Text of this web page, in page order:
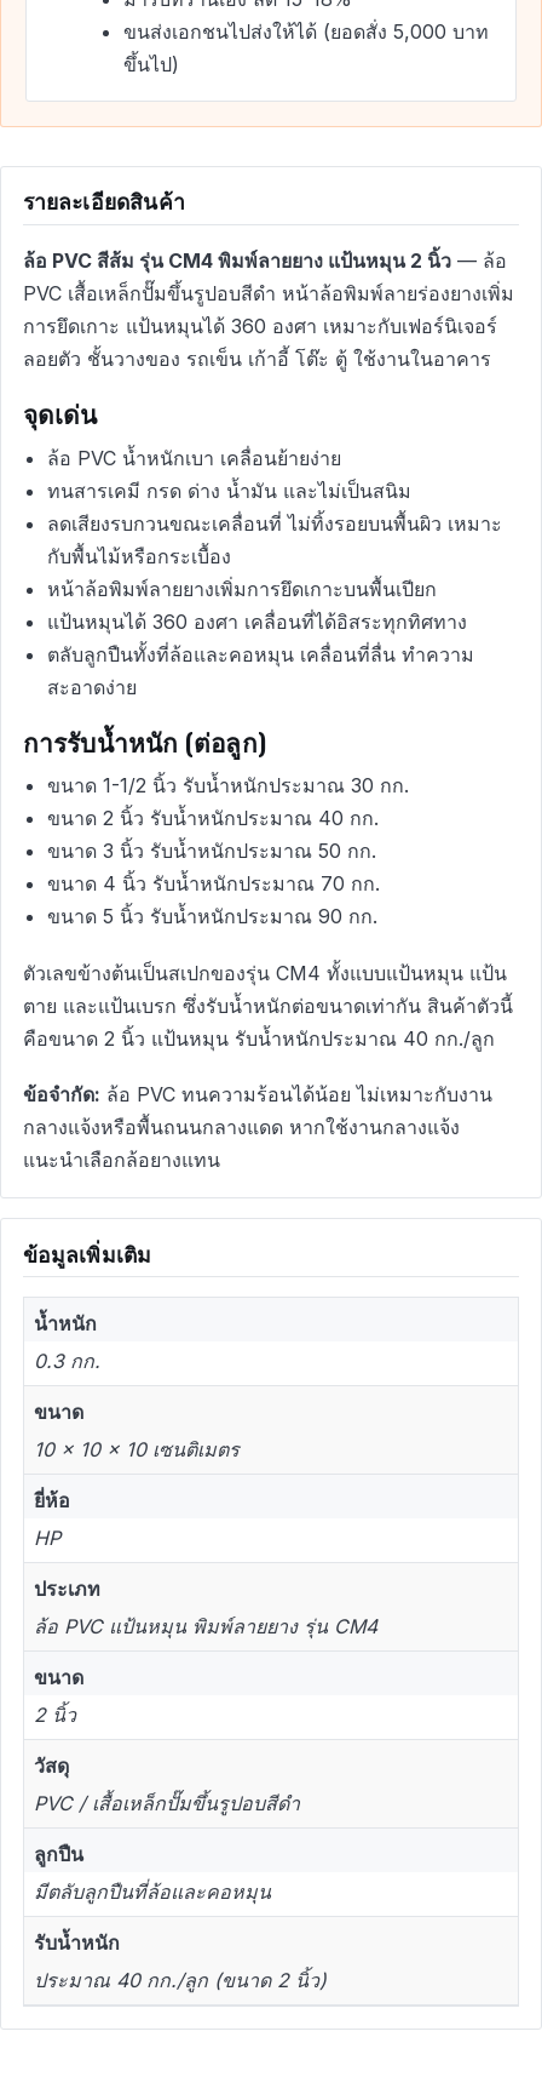
ขนส่งเอกชนไปส่งให้ได้ (ยอดสั่ง 5,000 บาท
ขึ้นไป)
รายละเอียดสินค้า
ล้อ PVC สีส้ม รุ่น CM4 พิมพ์ลายยาง แป้นหมุน 2 นิ้ว— ล้อ
PVC เสื้อเหล็กปั๊มขึ้นรูปอบสีดำ หน้าล้อพิมพ์ลายร่องยางเพิ่ม
การยึดเกาะ แป้นหมุนได้ 360 องศา เหมาะกับเฟอร์นิเจอร์
ลอยตัว ชั้นวางของ รถเข็น เก้าอี้ โต๊ะ ตู้ ใช้งานในอาคาร
จุดเด่น
ล้อ PVC น้ำหนักเบา เคลื่อนย้ายง่าย
ทนสารเคมี กรด ด่าง น้ำมัน และไม่เป็นสนิม
ลดเสียงรบกวนขณะเคลื่อนที่ ไม่ทิ้งรอยบนพื้นผิว เหมาะ
กับพื้นไม้หรือกระเบื้อง
หน้าล้อพิมพ์ลายยางเพิ่มการยึดเกาะบนพื้นเปียก
แป้นหมุนได้ 360 องศา เคลื่อนที่ได้อิสระทุกทิศทาง
ตลับลูกปืนทั้งที่ล้อและคอหมุน เคลื่อนที่ลื่น ทำความ
สะอาดง่าย
การรับน้ำหนัก (ต่อลูก)
ขนาด 1-1/2 นิ้ว รับน้ำหนักประมาณ 30 กก.
ขนาด 2 นิ้ว รับน้ำหนักประมาณ 40 กก.
ขนาด 3 นิ้ว รับน้ำหนักประมาณ 50 กก.
ขนาด 4 นิ้ว รับน้ำหนักประมาณ 70 กก.
ขนาด 5 นิ้ว รับน้ำหนักประมาณ 90 กก.
ตัวเลขข้างต้นเป็นสเปกของรุ่น CM4 ทั้งแบบแป้นหมุน แป้น
ตาย และแป้นเบรก ซึ่งรับน้ำหนักต่อขนาดเท่ากัน สินค้าตัวนี้
คือขนาด 2 นิ้ว แป้นหมุน รับน้ำหนักประมาณ 40 กก./ลูก
ข้อจำกัด: ล้อ PVC ทนความร้อนได้น้อย ไม่เหมาะกับงาน
กลางแจ้งหรือพื้นถนนกลางแดด หากใช้งานกลางแจ้ง
แนะนำเลือกล้อยางแทน
ข้อมูลเพิ่มเติม
น้ำหนัก
0.3 กก.
ขนาด
10 × 10 × 10 เซนติเมตร
ยี่ห้อ
HP
ประเภท
ล้อ PVC แป้นหมุน พิมพ์ลายยาง รุ่น CM4
ขนาด
2 นิ้ว
วัสดุ
PVC / เสื้อเหล็กปั๊มขึ้นรูปอบสีดำ
ลูกปืน
มีตลับลูกปืนที่ล้อและคอหมุน
รับน้ำหนัก
ประมาณ 40 กก./ลูก (ขนาด 2 นิ้ว)